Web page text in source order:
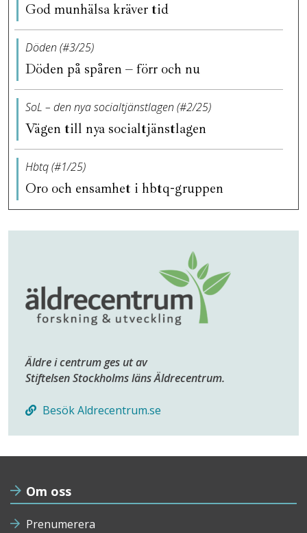
God munhälsa kräver tid
Döden (#3/25)
Döden på spåren – förr och nu
SoL – den nya socialtjänstlagen (#2/25)
Vägen till nya socialtjänstlagen
Hbtq (#1/25)
Oro och ensamhet i hbtq-gruppen
Äldre i centrum ges ut av
Stiftelsen Stockholms läns Äldrecentrum.
Besök Aldrecentrum.se
Om oss
Prenumerera